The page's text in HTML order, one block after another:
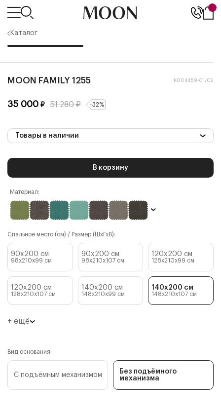
Каталог
MOON FAMILY 1255 К004458-01/02
35 000 ₽ 51 280₽ -32%
Товары в наличии
В корзину
Материал:
Спальное место (см) / Размер (ШхГхВ):
90x200 см
98x210x99 см
90x200 см
98x210x107см
120x200 см
128x210x99 см
120x200 см
128x210x107 см
140x200 см
148x210x99 см
140x200 см
148x210x107 см
+ ещё
Вид основания:
С подъёмным механизмом
Без подъёмного
механизма